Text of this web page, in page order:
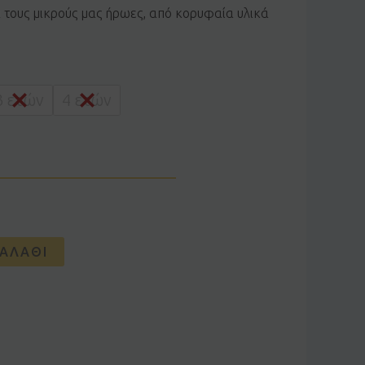
τους μικρούς μας ήρωες, από κορυφαία υλικά
3 ετών
4 ετών